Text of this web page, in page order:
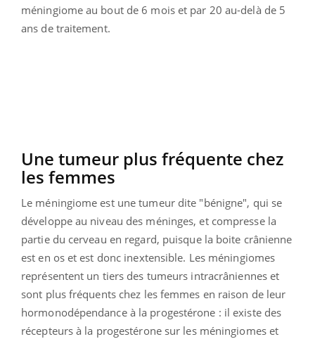
méningiome au bout de 6 mois et par 20 au-delà de 5
ans de traitement.
Une tumeur plus fréquente chez
les femmes
Le méningiome est une tumeur dite "bénigne", qui se
développe au niveau des méninges, et compresse la
partie du cerveau en regard, puisque la boite crânienne
est en os et est donc inextensible. Les méningiomes
représentent un tiers des tumeurs intracrâniennes et
sont plus fréquents chez les femmes en raison de leur
hormonodépendance à la progestérone : il existe des
récepteurs à la progestérone sur les méningiomes et